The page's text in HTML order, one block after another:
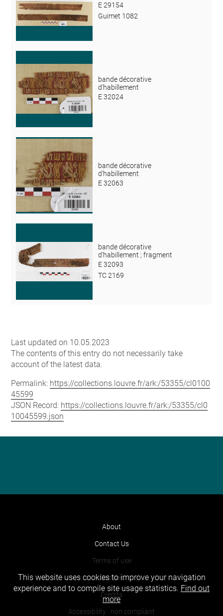
E 29154
Guimet 1082
bande décorative
d'habillement
E 32024
bande décorative
d'habillement
E 32063
bande décorative
d'habillement ; fragment
E 32093
TC 2169
Last updated on 10.05.2023
The contents of this entry do not necessarily take
account of the latest data.
Permalink: https://collections.louvre.fr/ark:/53355/cl0100
45599
JSON Record: https://collections.louvre.fr/ark:/53355/cl0
10045599.json
About
Contact Us
Terms of use
Cookies
Credits
Accessibility : non compliant
This website uses cookies to improve your navigation
experience and to compile site usage statistics. Find out
more